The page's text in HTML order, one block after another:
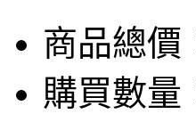
商品總價
購買數量